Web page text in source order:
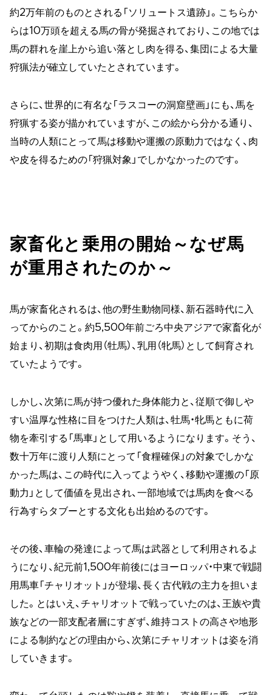
約2万年前のものとされる「ソリュートス遺跡」。こちらか
らは10万頭を超える馬の骨が発掘されており、この地では
馬の群れを崖上から追い落とし肉を得る、集団による大量
狩猟法が確立していたとされています。
さらに、世界的に有名な「ラスコーの洞窟壁画」にも、馬を
狩猟する姿が描かれていますが、この絵から分かる通り、
当時の人類にとって馬は移動や運搬の原動力ではなく、肉
や皮を得るための「狩猟対象」でしかなかったのです。
家畜化と乗用の開始～なぜ馬
が重用されたのか～
馬が家畜化されるは、他の野生動物同様、新石器時代に入
ってからのこと。約5,500年前ごろ中央アジアで家畜化が
始まり、初期は食肉用（牡馬）、乳用（牝馬）として飼育され
ていたようです。
しかし、次第に馬が持つ優れた身体能力と、従順で御しや
すい温厚な性格に目をつけた人類は、牡馬・牝馬ともに荷
物を牽引する「馬車」として用いるようになります。そう、
数十万年に渡り人類にとって「食糧確保」の対象でしかな
かった馬は、この時代に入ってようやく、移動や運搬の「原
動力」として価値を見出され、一部地域では馬肉を食べる
行為すらタブーとする文化も出始めるのです。
その後、車輪の発達によって馬は武器として利用されるよ
うになり、紀元前1,500年前後にはヨーロッパ・中東で戦闘
用馬車「チャリオット」が登場、長く古代戦の主力を担いま
した。とはいえ、チャリオットで戦っていたのは、王族や貴
族などの一部支配者層にすぎず、維持コストの高さや地形
による制約などの理由から、次第にチャリオットは姿を消
していきます。